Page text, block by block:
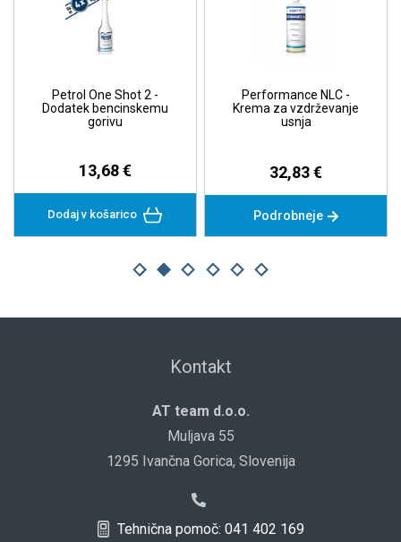
Petrol One Shot 2 -
Dodatek bencinskemu
gorivu
13,68 €
Dodaj v košarico
Performance NLC -
Krema za vzdrževanje
usnja
32,83 €
Podrobneje
Kontakt
AT team d.o.o.
Muljava 55
1295 Ivančna Gorica, Slovenija
Tehnična pomoč: 041 402 169